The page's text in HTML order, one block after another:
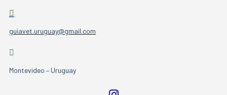
guiavet.uruguay@gmail.com
Montevideo – Uruguay